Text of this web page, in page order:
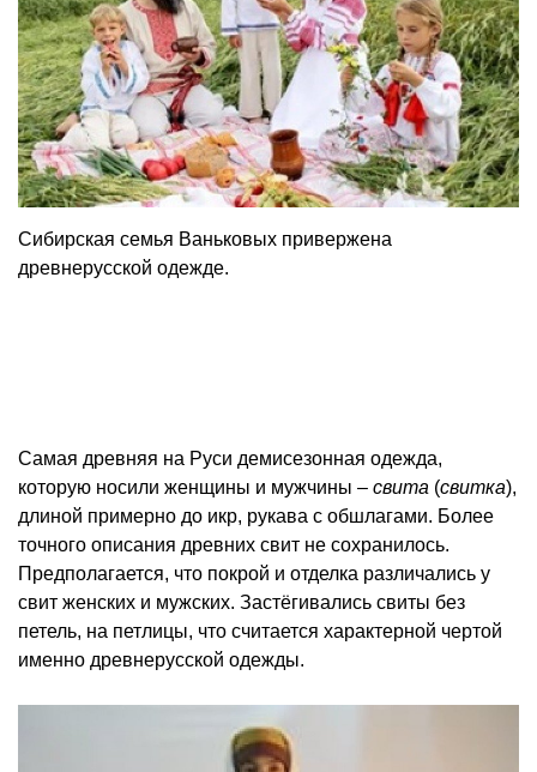
Сибирская семья Ваньковых привержена
древнерусской одежде.
Самая древняя на Руси демисезонная одежда,
которую носили женщины и мужчины – свита (свитка),
длиной примерно до икр, рукава с обшлагами. Более
точного описания древних свит не сохранилось.
Предполагается, что покрой и отделка различались у
свит женских и мужских. Застёгивались свиты без
петель, на петлицы, что считается характерной чертой
именно древнерусской одежды.